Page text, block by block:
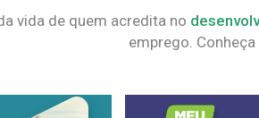
vida de quem acredita no
emprego.